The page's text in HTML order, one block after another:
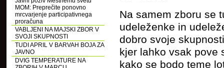
MOM: Preprečite ponovno
mrcvarjenje participativnega
proračuna
VABLJENI NA MAJSKI ZBOR V
SVOJI SKUPNOSTI
TUDI APRIL V BARVAH BOJA ZA
JAVNO
DVIG TEMPERATURE NA
Na samem zboru se
udeleženke in
dobro svoje
kjer lahko vsak pove
kako se bodo teme